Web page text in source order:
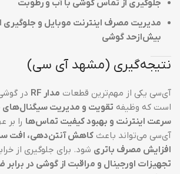
جلوگیری از تماس گوشی با آب و رطوبت
مدیریت مصرف اینترنت موبایل و جلوگیری
بیش‌ازحد گوشی
نتیجه‌گیری (مشهد آی سی)
آی‌سی یکی از مهم‌ترین قطعات مدار RF در
است که وظیفه تقویت و مدیریت سیگنال‌های
سرعت اینترنت و بهبود کیفیت تماس‌ها را بر
آی‌سی می‌تواند باعث کاهش آنتن‌دهی، افت
افزایش مصرف باتری شود. برای جلوگیری از
تجهیزات اورجینال و مراقبت از گوشی در